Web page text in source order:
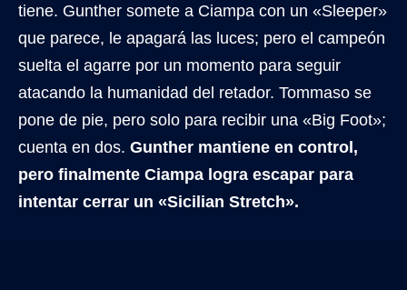
tiene. Gunther somete a Ciampa con un «Sleeper»
que parece, le apagará las luces; pero el campeón
suelta el agarre por un momento para seguir
atacando la humanidad del retador. Tommaso se
pone de pie, pero solo para recibir una «Big Foot»;
cuenta en dos. Gunther mantiene en control,
pero finalmente Ciampa logra escapar para
intentar cerrar un «Sicilian Stretch».